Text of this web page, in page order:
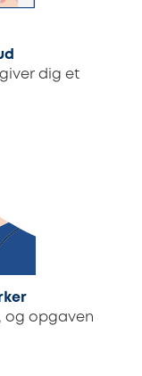
dig et
og opgaven